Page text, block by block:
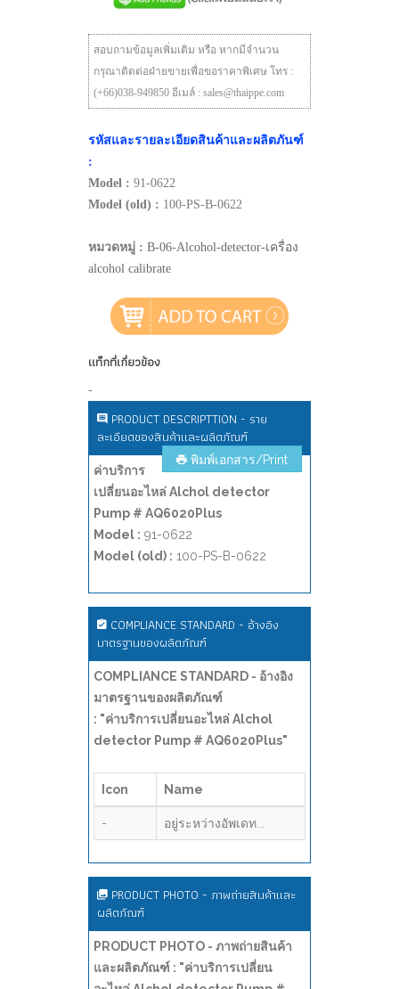
สอบถามข้อมูลเพิ่มเติม หรือ หากมีจำนวน
กรุณาติดต่อฝ่ายขายเพื่อขอราคาพิเศษ โทร :
(+66)038-949850 อีเมล์ : sales@thaippe.com
รหัสและรายละเอียดสินค้าและผลิตภันฑ์
:
Model : 91-0622
Model (old) : 100-PS-B-0622
หมวดหมู่ : B-06-Alcohol-detector-เครื่อง
alcohol calibrate
แท็กที่เกี่ยวข้อง
-
PRODUCT DESCRIPTTION - ราย
ละเอียดของสินค้าและผลิตภัณฑ์
พิมพ์เอกสาร/Print
ค่าบริการ
เปลี่ยนอะไหล่ Alchol detector
Pump # AQ6020Plus
Model : 91-0622
Model (old) : 100-PS-B-0622
COMPLIANCE STANDARD - อ้างอิง
มาตรฐานของผลิตภัณฑ์
COMPLIANCE STANDARD - อ้างอิง
มาตรฐานของผลิตภัณฑ์
: "ค่าบริการเปลี่ยนอะไหล่ Alchol
detector Pump # AQ6020Plus"
Icon Name
- อยู่ระหว่างอัพเดท...
PRODUCT PHOTO - ภาพถ่ายสินค้าและ
ผลิตภัณฑ์
PRODUCT PHOTO - ภาพถ่ายสินค้า
และผลิตภัณฑ์ : "ค่าบริการเปลี่ยน